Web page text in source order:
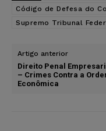
Código de Defesa do
Supremo Tribunal
Artigo anterior
Direito Penal
– Crimes Contra a
Econômica